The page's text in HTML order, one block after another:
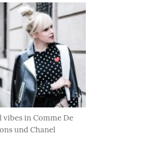
vibes in Comme De
und Chanel